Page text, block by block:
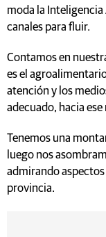
moda la
canales para fluir.
Contamos en
es el
atención y los
adecuado, hacia
Tenemos una
luego nos
admirando
provincia.